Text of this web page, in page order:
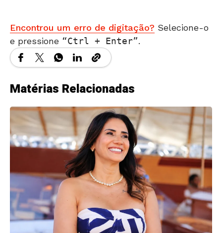
Encontrou um erro de digitação? Selecione-o
e pressione
Ctrl + Enter .
Matérias Relacionadas